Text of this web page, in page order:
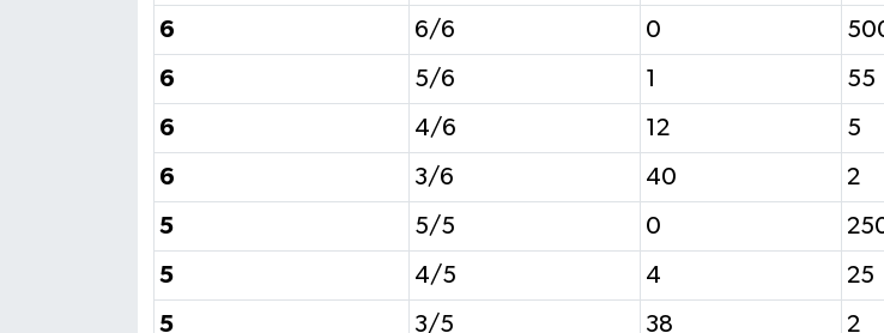
6 6/6 0
6 5/6 1 55
6 4/6 12 5
6 3/6 40 2
5 5/5 0
5 4/5 4 25
5 3/5 38 2